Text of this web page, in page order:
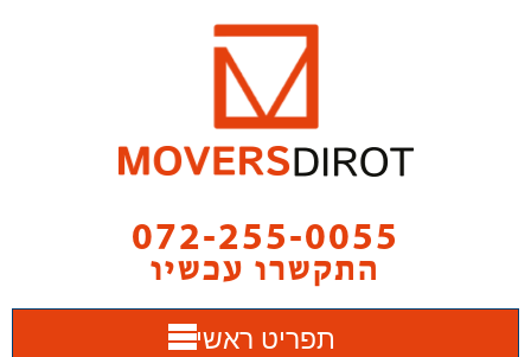
072-255-0055
התקשרו עכשיו
תפריט ראשי